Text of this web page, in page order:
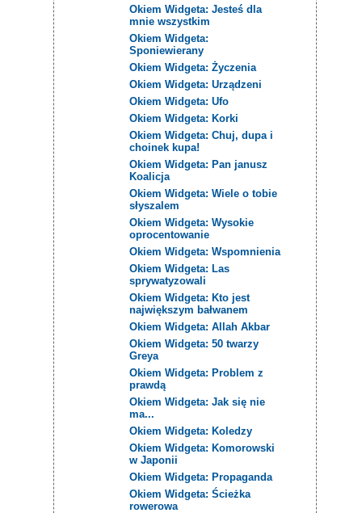
Okiem Widgeta: Jesteś dla
mnie wszystkim
Okiem Widgeta:
Sponiewierany
Okiem Widgeta: Życzenia
Okiem Widgeta: Urządzeni
Okiem Widgeta: Ufo
Okiem Widgeta: Korki
Okiem Widgeta: Chuj, dupa i
choinek kupa!
Okiem Widgeta: Pan janusz
Koalicja
Okiem Widgeta: Wiele o tobie
słyszalem
Okiem Widgeta: Wysokie
oprocentowanie
Okiem Widgeta: Wspomnienia
Okiem Widgeta: Las
sprywatyzowali
Okiem Widgeta: Kto jest
największym bałwanem
Okiem Widgeta: Allah Akbar
Okiem Widgeta: 50 twarzy
Greya
Okiem Widgeta: Problem z
prawdą
Okiem Widgeta: Jak się nie
ma...
Okiem Widgeta: Koledzy
Okiem Widgeta: Komorowski
w Japonii
Okiem Widgeta: Propaganda
Okiem Widgeta: Ścieżka
rowerowa